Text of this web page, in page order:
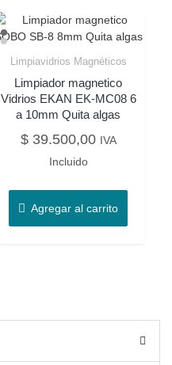
Limpiavidrios Magnéticos
Limpiador magnetico
Vidrios EKAN EK-MC08 6
a 10mm Quita algas
$39.500,00 IVA
Incluido
Agregar al carrito